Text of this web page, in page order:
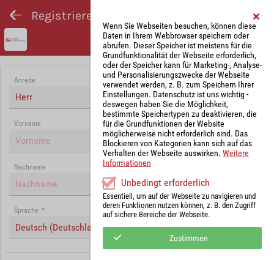
Registrieren und Angebot abgeben
Anrede
Herr
Vorname
Nachname
Sprache *
Deutsch (Deutschland)
Wenn Sie Webseiten besuchen, können diese
Daten in Ihrem Webbrowser speichern oder
abrufen. Dieser Speicher ist meistens für die
Grundfunktionalität der Webseite erforderlich,
oder der Speicher kann für Marketing-, Analyse-
und Personalisierungszwecke der Webseite
verwendet werden, z. B. zum Speichern Ihrer
Einstellungen. Datenschutz ist uns wichtig -
deswegen haben Sie die Möglichkeit,
bestimmte Speichertypen zu deaktivieren, die
für die Grundfunktionen der Website
möglicherweise nicht erforderlich sind. Das
Blockieren von Kategorien kann sich auf das
Verhalten der Webseite auswirken. Weitere
Informationen
Unbedingt erforderlich
Essentiell, um auf der Webseite zu navigieren und
deren Funktionen nutzen können, z. B. den Zugriff
auf sichere Bereiche der Webseite.
Zustimmen